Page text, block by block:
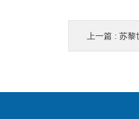
上一篇 : 苏黎世